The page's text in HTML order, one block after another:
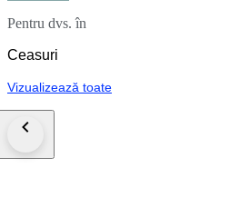
Pentru dvs. în
Ceasuri
Vizualizează toate